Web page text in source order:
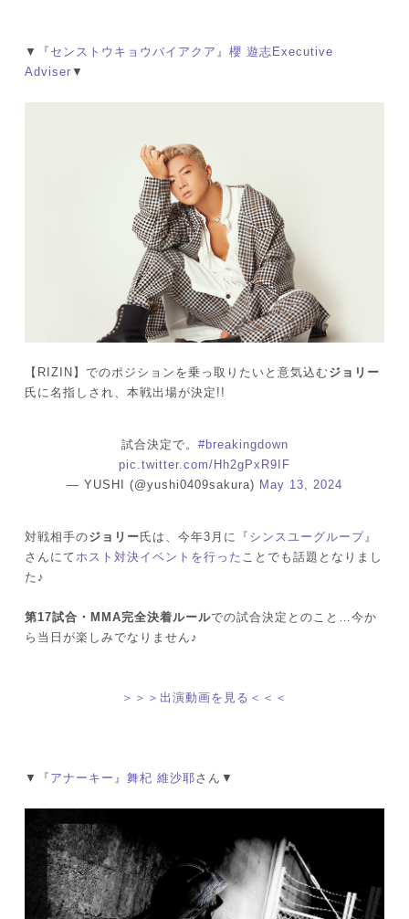
▼『 センストウキョウバイアクア 』 櫻 遊志Executive
Adviser ▼
【RIZIN】でのポジションを乗っ取りたいと意気込む ジョリー
氏に名指しされ、本戦出場が決定!!
試合決定で。 #breakingdown
pic.twitter.com/Hh2gPxR9IF
— YUSHI (@yushi0409sakura) May 13, 2024
対戦相手のジョリー氏は、今年3月に『 シンスユーグループ』
さんにてホスト対決イベントを行った ことでも話題となりまし
た♪
第17試合・MMA完全決着ルールでの試合決定とのこと…今か
ら当日が楽しみでなりません♪
＞＞＞出演動画を見る＜＜＜
▼『 アナーキー 』 舞杞 維沙耶さん▼